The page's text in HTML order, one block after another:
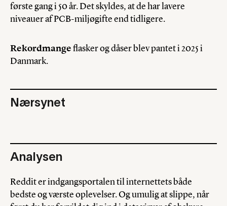
første gang i 50 år. Det skyldes, at de har lavere
niveauer af PCB-miljøgifte end tidligere.
Rekordmangeflasker og dåser blev pantet i 2025 i
Danmark.
Nærsynet
Analysen
Reddit er indgangsportalen til internettets både
bedste og værste oplevelser. Og umulig at slippe, når